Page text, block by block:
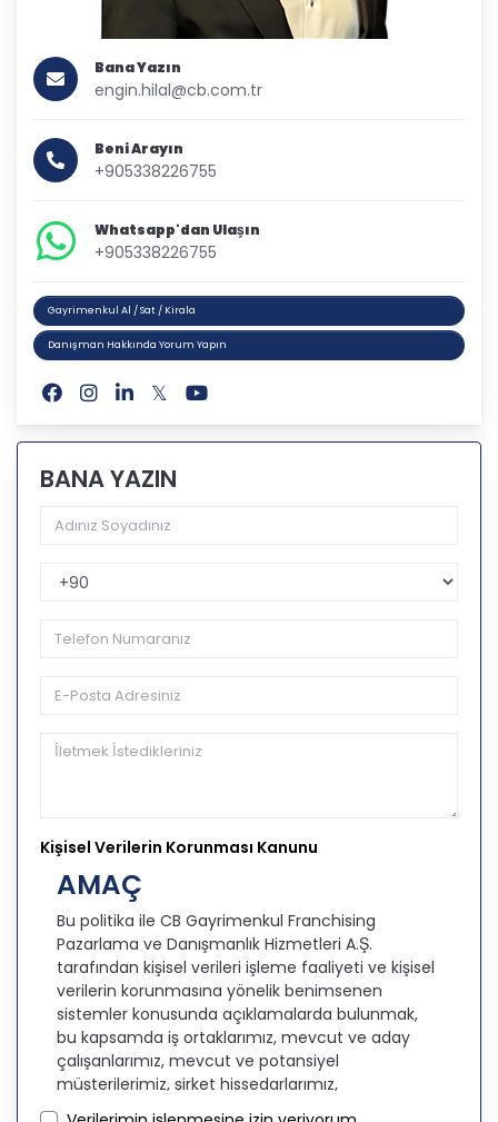
Bana Yazın
engin.hilal@cb.com.tr
Beni Arayın
+905338226755
Whatsapp'dan Ulaşın
+905338226755
Gayrimenkul Al / Sat / Kirala
Danışman Hakkında Yorum Yapın
BANA YAZIN
Telefon Kodu
Kişisel Verilerin Korunması Kanunu
AMAÇ
Bu politika ile CB Gayrimenkul Franchising
Pazarlama ve Danışmanlık Hizmetleri A.Ş.
tarafından kişisel verileri işleme faaliyeti ve kişisel
verilerin korunmasına yönelik benimsenen
sistemler konusunda açıklamalarda bulunmak,
bu kapsamda iş ortaklarımız, mevcut ve aday
çalışanlarımız, mevcut ve potansiyel
müşterilerimiz, şirket hissedarlarımız,